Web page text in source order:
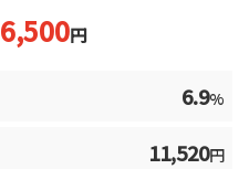
6,500円
6.9%
11,520円